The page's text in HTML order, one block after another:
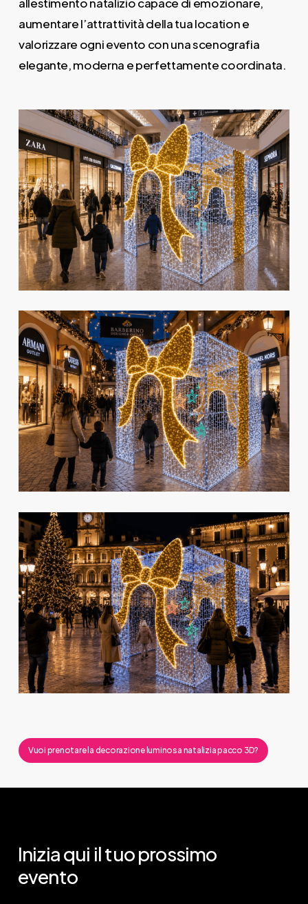
aumentare l’attrattività della tua location e
valorizzare ogni evento con una scenografia
elegante, moderna e perfettamente coordinata.
Vuoi prenotare la decorazione luminosa natalizia pacco 3D?
Iniziaqui iltuoprossimo
evento